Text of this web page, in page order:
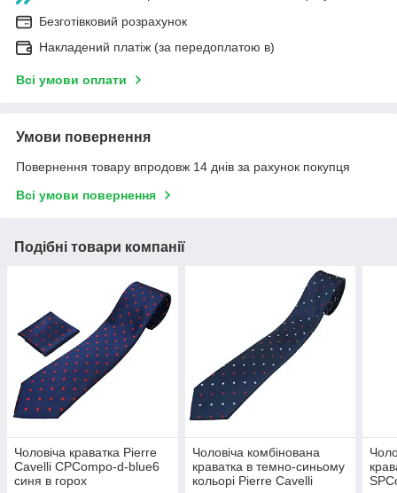
Безготівковий розрахунок
Накладений платіж (за передоплатою в)
Всі умови оплати
Умови повернення
Повернення товару впродовж 14 днів за рахунок покупця
Всі умови повернення
Подібні товари компанії
Чоловіча краватка Pierre
Cavelli CPCompo-d-blue6
синя в горох
Чоловіча комбінована
краватка в темно-синьому
кольорі Pierre Cavelli